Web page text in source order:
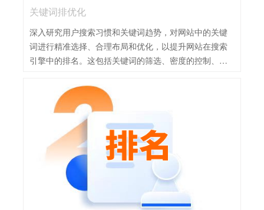
关键词排优化
深入研究用户搜索习惯和关键词趋势，对网站中的关键
词进行精准选择、合理布局和优化，以提升网站在搜索
引擎中的排名。这包括关键词的筛选、密度的控制、标